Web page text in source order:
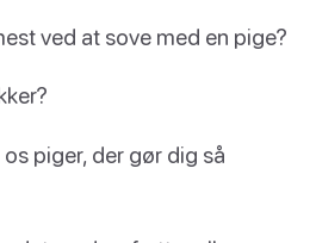
ved at sove med en pige?
piger, der gør dig så